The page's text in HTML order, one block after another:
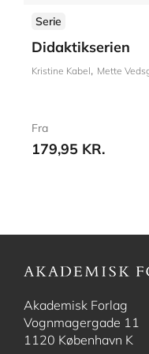
Serie
Didaktikserien
Kristine Kabel Mette
Fra
179,95 KR.
Akademisk Forlag
Vognmagergade 11
1120 København K